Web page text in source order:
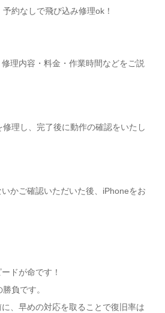
約なしで飛び込み修理ok！
理内容・料金・作業時間などをご説
理し、完了後に動作の確認をいたし
かご確認いただいた後、iPhoneをお
ドが命です！
負です。
、早めの対応を取ることで復旧率は